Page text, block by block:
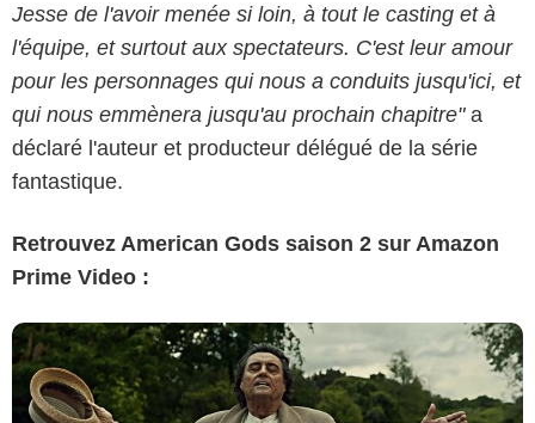
Jesse de l'avoir menée si loin, à tout le casting et à
l'équipe, et surtout aux spectateurs. C'est leur amour
pour les personnages qui nous a conduits jusqu'ici, et
qui nous emmènera jusqu'au prochain chapitre"a
déclaré l'auteur et producteur délégué de la série
fantastique.
Retrouvez American Gods saison 2 sur Amazon
Prime Video :